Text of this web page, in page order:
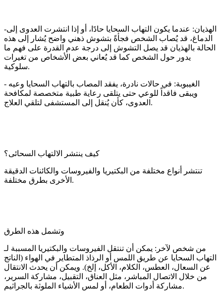
-الهذيان: عندما يكون التهاب السحايا حادًا، أو إذا انتشرت العدوى إلى
الدماغ، قد يُصاب الشخص فجأةً بتشوش ذهني واضح يُشار إلى هذه
الحالة بالهذيان قد يصل التشوش إلى درجة عدم القدرة على فهم ما
يدور حول الشخص كما قد يُعاني بعض الأشخاص من تغيرات
سلوكية.
- الغيبوبة: في حالات نادرة، يفقد المصاب بالتهاب السحايا وعيه
ويبقى فاقداً للوعي حتى يتلقى رعاية طبية متخصصة لمكافحة
العدوى، كأن يُنقل إلى المستشفى لتلقي العلاج.
كيف ينتشر الالتهاب السحائى؟
تنتشر أنواع مختلفة من البكتيريا والفيروسات والكائنات الدقيقة
الأخرى بطرق مختلفة.
وتشمل هذه الطرق
من شخص لآخر: يمكن أن تنتقل الفيروسات والبكتيريا المسببة لـ
التهاب السحايا عن طريق اللمس أو الرذاذ المتطاير في الهواء (الناتج
عن السعال، العطس، الكلام، الأكل، إلخ). ويمكن أن يحدث الانتقال
من خلال الاتصال المباشر، مثل العناق، التقبيل، مشاركة السرير،
مشاركة أدوات الطعام، أو لمس الأشياء الملوثة بالجراثيم.